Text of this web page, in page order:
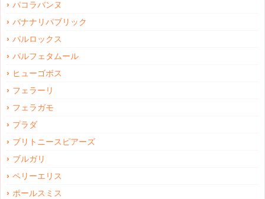
パコラバンヌ
バナナリパブリック
パルロックス
パルフェタムール
ヒューゴボス
フェラーリ
フェラガモ
プラダ
ブリトニースピアーズ
ブルガリ
ペリーエリス
ポールスミス